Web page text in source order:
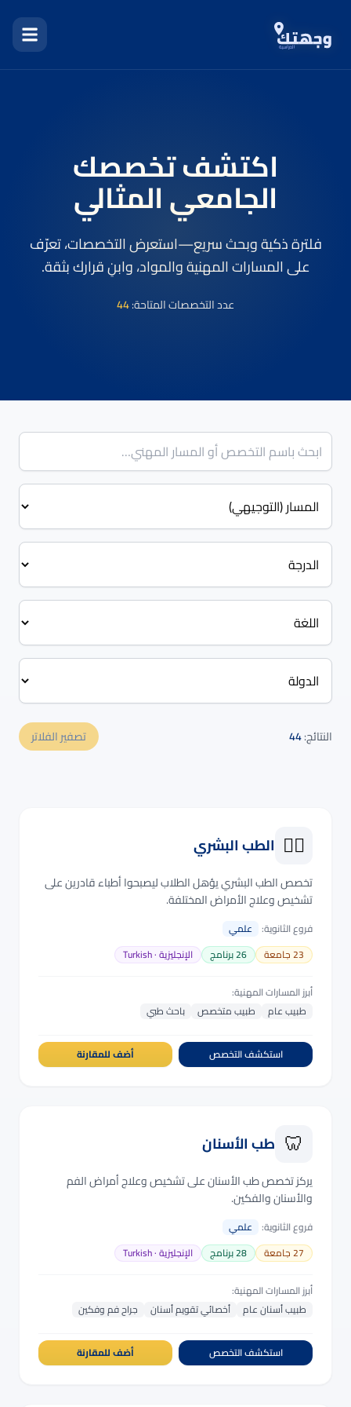
اكتشف تخصصك
الجامعي المثالي
فلترة ذكية وبحث سريع—استعرض التخصصات، تعرّف
على المسارات المهنية والمواد، وابنِ قرارك بثقة.
عدد التخصصات المتاحة:44
بحث
المسار (التوجيهي)
الدرجة الأكاديمية
لغة الدراسة
الدولة
النتائج:44 تصفير الفلاتر
👨‍⚕️ الطب البشري
تخصص الطب البشري يؤهل الطلاب ليصبحوا أطباء قادرين على
تشخيص وعلاج الأمراض المختلفة.
فروع الثانوية: علمي
23جامعة 26برنامج الإنجليزية · Turkish
أبرز المسارات المهنية:
طبيب عام
طبيب متخصص باحث طبي
استكشف التخصص أضف للمقارنة
🦷 طب الأسنان
يركز تخصص طب الأسنان على تشخيص وعلاج أمراض الفم
والأسنان والفكين.
فروع الثانوية: علمي
27جامعة 28برنامج الإنجليزية · Turkish
أبرز المسارات المهنية:
طبيب أسنان عام
أخصائي تقويم أسنان جراح فم وفكين
استكشف التخصص أضف للمقارنة